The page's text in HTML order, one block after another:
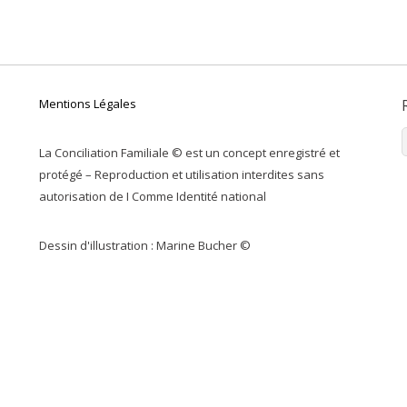
Mentions Légales
La Conciliation Familiale © est un concept enregistré et
protégé – Reproduction et utilisation interdites sans
autorisation de I Comme Identité national
Dessin d'illustration : Marine Bucher ©